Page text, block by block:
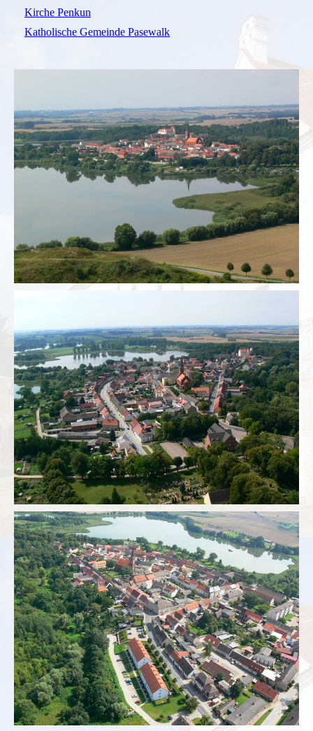
Kirche Penkun
Katholische Gemeinde Pasewalk